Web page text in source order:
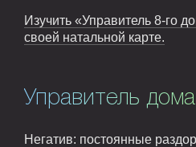
Изучить «Управитель 8-го
своей натальной карте.
Управитель
Негатив: постоянные